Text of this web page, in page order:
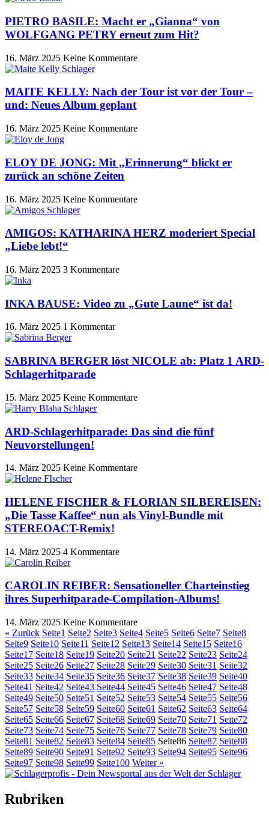
PIETRO BASILE: Macht er „Gianna“ von
WOLFGANG PETRY erneut zum Hit?
16. März 2025 Keine Kommentare
MAITE KELLY: Nach der Tour ist vor der Tour –
und: Neues Album geplant
16. März 2025 Keine Kommentare
ELOY DE JONG: Mit „Erinnerung“ blickt er
zurück an schöne Zeiten
16. März 2025 Keine Kommentare
AMIGOS: KATHARINA HERZ moderiert Special
„Liebe lebt!“
16. März 2025 3 Kommentare
INKA BAUSE: Video zu „Gute Laune“ ist da!
16. März 2025 1 Kommentar
SABRINA BERGER löst NICOLE ab: Platz 1 ARD-
Schlagerhitparade
15. März 2025 Keine Kommentare
ARD-Schlagerhitparade: Das sind die fünf
Neuvorstellungen!
14. März 2025 Keine Kommentare
HELENE FISCHER & FLORIAN SILBEREISEN:
„Die Tasse Kaffee“ nun als Vinyl-Bundle mit
STEREOACT-Remix!
14. März 2025 4 Kommentare
CAROLIN REIBER: Sensationeller Charteinstieg
ihres Superhitparade-Compilation-Albums!
14. März 2025 Keine Kommentare
« Zurück Seite1 Seite2 Seite3 Seite4 Seite5 Seite6 Seite7 Seite8
Seite9 Seite10 Seite11 Seite12 Seite13 Seite14 Seite15 Seite16
Seite17 Seite18 Seite19 Seite20 Seite21 Seite22 Seite23 Seite24
Seite25 Seite26 Seite27 Seite28 Seite29 Seite30 Seite31 Seite32
Seite33 Seite34 Seite35 Seite36 Seite37 Seite38 Seite39 Seite40
Seite41 Seite42 Seite43 Seite44 Seite45 Seite46 Seite47 Seite48
Seite49 Seite50 Seite51 Seite52 Seite53 Seite54 Seite55 Seite56
Seite57 Seite58 Seite59 Seite60 Seite61 Seite62 Seite63 Seite64
Seite65 Seite66 Seite67 Seite68 Seite69 Seite70 Seite71 Seite72
Seite73 Seite74 Seite75 Seite76 Seite77 Seite78 Seite79 Seite80
Seite81 Seite82 Seite83 Seite84 Seite85 Seite86 Seite87 Seite88
Seite89 Seite90 Seite91 Seite92 Seite93 Seite94 Seite95 Seite96
Seite97 Seite98 Seite99 Seite100 Weiter »
Rubriken